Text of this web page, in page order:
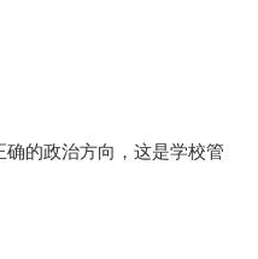
的政治方向，这是学校管